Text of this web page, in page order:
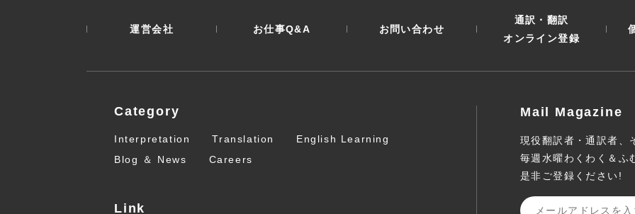
運営会社 お仕事Q&A お問い合わせ
通訳・翻訳
オンライン登録
Category
Interpretation Translation
English Learning
Blog ＆ News
Careers
Link
Mail Magazine
現役翻訳者・通訳者、
毎週水曜わくわく＆ふ
是非ご登録ください!